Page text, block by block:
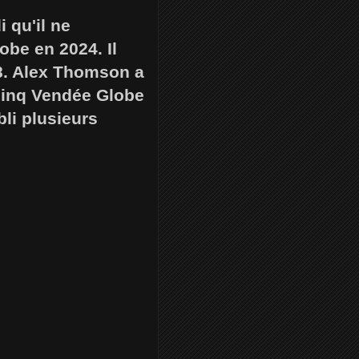
qu'il ne
en 2024. Il
Alex Thomson a
Vendée Globe
plusieurs